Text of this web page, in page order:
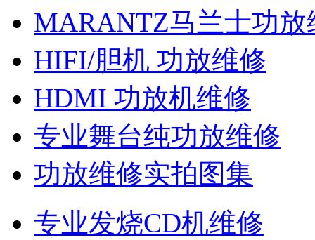
MARANTZ马兰士功放
HIFI/胆机 功放维修
HDMI 功放机维修
专业舞台纯功放维修
功放维修实拍图集
专业发烧CD机维修